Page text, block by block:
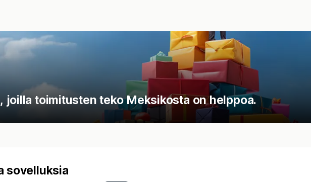
joilla toimitusten teko Meksikosta on helppoa.
sovelluksia